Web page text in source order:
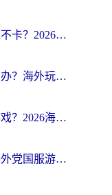
欧洲怎么玩崩坏：星穹铁道不卡？2026海外玩家国服游戏加速器终极攻略
战地无疆国外无法登陆怎么办？海外玩家国服畅玩终极指南（附欧服魔兽EVE加速方案）
在欧洲怎么玩龙之谷不卡游戏？2026海外党国服游戏加速全攻略
台湾怎么玩山海与妖灵？海外党国服游戏加速全攻略，告别延迟卡顿